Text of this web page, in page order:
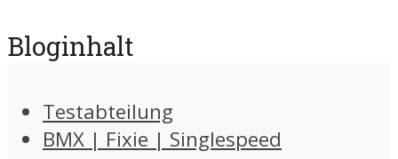
Bloginhalt
Testabteilung
BMX | Fixie | Singlespeed